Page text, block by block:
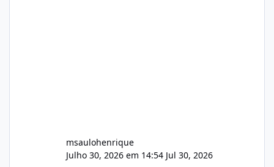
msaulohenrique
Julho 30, 2026 em 14:54 Jul 30, 2026